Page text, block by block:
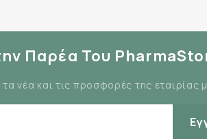
και το φτέρνισμα
Παρέα Του
νέα και τις προσφορές της εταιρίας